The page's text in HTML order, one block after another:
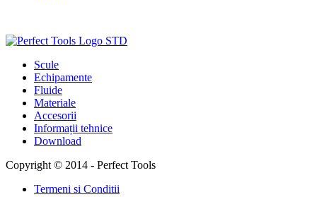
Scule
Echipamente
Fluide
Materiale
Accesorii
Informații tehnice
Download
Copyright © 2014 - Perfect Tools
Termeni si Conditii